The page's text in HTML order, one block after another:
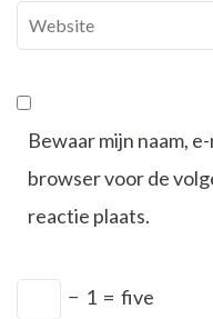
Website
Bewaar mijn naam,
browser voor de
reactie plaats.
− 1 = five